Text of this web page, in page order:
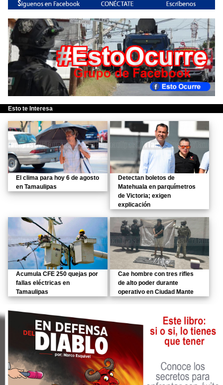
Esto te Interesa
El clima para hoy 6 de agosto
en Tamaulipas
Detectan boletos de
Matehuala en parquímetros
de Victoria; exigen
explicación
Acumula CFE 250 quejas por
fallas eléctricas en
Tamaulipas
Cae hombre con tres rifles
de alto poder durante
operativo en Ciudad Mante